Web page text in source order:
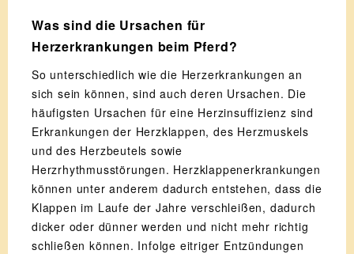
Was sind die Ursachen für
Herzerkrankungen beim Pferd?
So unterschiedlich wie die Herzerkrankungen an
sich sein können, sind auch deren Ursachen. Die
häufigsten Ursachen für eine Herzinsuffizienz sind
Erkrankungen der Herzklappen, des Herzmuskels
und des Herzbeutels sowie
Herzrhythmusstörungen. Herzklappenerkrankungen
können unter anderem dadurch entstehen, dass die
Klappen im Laufe der Jahre verschleißen, dadurch
dicker oder dünner werden und nicht mehr richtig
schließen können. Infolge eitriger Entzündungen